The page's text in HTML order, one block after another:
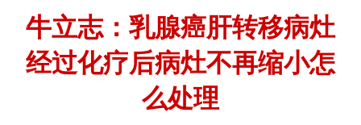
牛立志：乳腺癌肝转移病灶
经过化疗后病灶不再缩小怎
么处理